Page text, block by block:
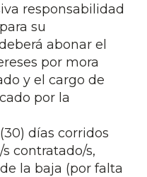
responsabilidad
su
abonar el
por mora
y el cargo de
por la
días corridos
contratado/s,
la baja (por falta